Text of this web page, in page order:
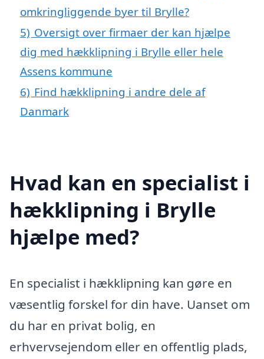
omkringliggende byer til Brylle?
5) Oversigt over firmaer der kan hjælpe
dig med hækklipning i Brylle eller hele
Assens kommune
6) Find hækklipning i andre dele af
Danmark
Hvad kan en specialist i
hækklipning i Brylle
hjælpe med?
En specialist i hækklipning kan gøre en
væsentlig forskel for din have. Uanset om
du har en privat bolig, en
erhvervsejendom eller en offentlig plads,